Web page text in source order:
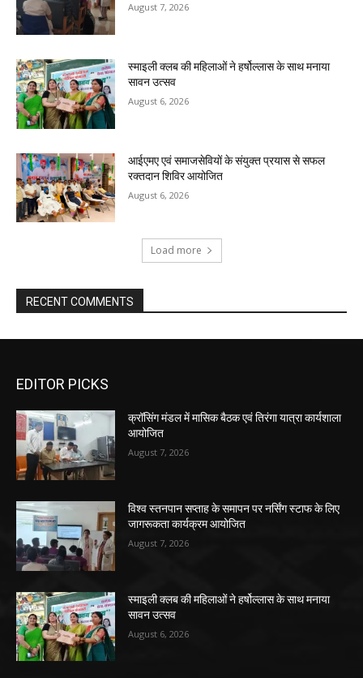
August 7, 2026
स्माइली क्लब की महिलाओं ने हर्षोल्लास के साथ मनाया
सावन उत्सव
August 6, 2026
आईएमए एवं समाजसेवियों के संयुक्त प्रयास से सफल
रक्तदान शिविर आयोजित
August 6, 2026
Load more
RECENT COMMENTS
EDITOR PICKS
क्रॉसिंग मंडल में मासिक बैठक एवं तिरंगा यात्रा कार्यशाला
आयोजित
August 7, 2026
विश्व स्तनपान सप्ताह के समापन पर नर्सिंग स्टाफ के लिए
जागरूकता कार्यक्रम आयोजित
August 7, 2026
स्माइली क्लब की महिलाओं ने हर्षोल्लास के साथ मनाया
सावन उत्सव
August 6, 2026